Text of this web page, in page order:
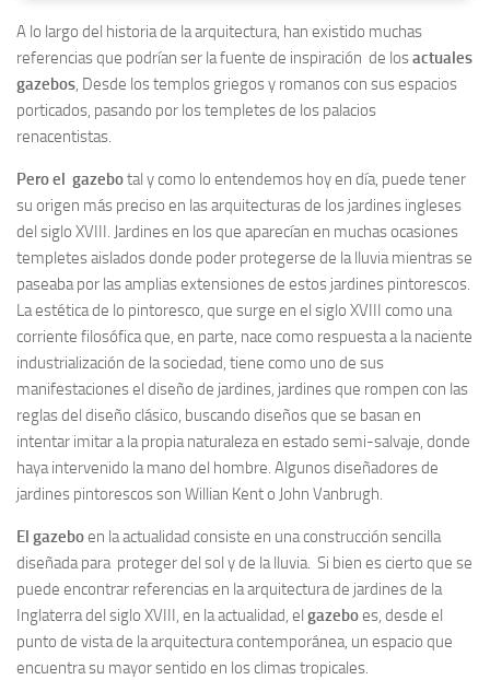
A lo largo del historia de la arquitectura, han existido muchas
referencias que podrían ser la fuente de inspiración de losactuales
gazebos, Desde los templos griegos y romanos con sus espacios
porticados, pasando por los templetes de los palacios
renacentistas.
Pero el gazebotal y como lo entendemos hoy en día, puede tener
su origen más preciso en las arquitecturas de los jardines ingleses
del siglo XVIII. Jardines en los que aparecían en muchas ocasiones
templetes aislados donde poder protegerse de la lluvia mientras se
paseaba por las amplias extensiones de estos jardines pintorescos.
La estética de lo pintoresco, que surge en el siglo XVIII como una
corriente filosófica que, en parte, nace como respuesta a la naciente
industrialización de la sociedad, tiene como uno de sus
manifestaciones el diseño de jardines, jardines que rompen con las
reglas del diseño clásico, buscando diseños que se basan en
intentar imitar a la propia naturaleza en estado semi-salvaje, donde
haya intervenido la mano del hombre. Algunos diseñadores de
jardines pintorescos son Willian Kent o John Vanbrugh.
El gazeboen la actualidad consiste en una construcción sencilla
diseñada para proteger del sol y de la lluvia. Si bien es cierto que se
puede encontrar referencias en la arquitectura de jardines de la
Inglaterra del siglo XVIII, en la actualidad, el gazeboes, desde el
punto de vista de la arquitectura contemporánea, un espacio que
encuentra su mayor sentido en los climas tropicales.